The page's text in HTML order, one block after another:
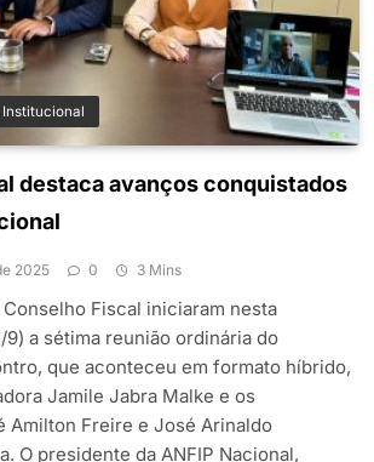
Institucional
destaca avanços conquistados
2025 0 3 Mins
Fiscal iniciaram nesta
a sétima reunião ordinária do
que aconteceu em formato híbrido,
Jamile Jabra Malke e os
Amilton Freire e José Arinaldo
O presidente da ANFIP Nacional,